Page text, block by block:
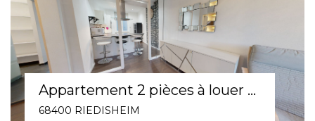
Appartement 2 pièces à louer à Riedisheim - Calme et Confort en rdc avec espaces verts
68400 RIEDISHEIM